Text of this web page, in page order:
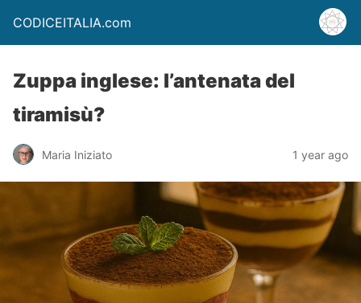
CODICEITALIA.com
Zuppa inglese: l’antenata del
tiramisù?
Maria Iniziato 1 year ago